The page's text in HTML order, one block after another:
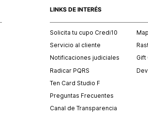
LINKS DE INTERÉS
Solicita tu cupo Credi10
Servicio al cliente
Notificaciones judiciales
Radicar PQRS
Ten Card Studio F
Preguntas Frecuentes
Canal de Transparencia
Gift